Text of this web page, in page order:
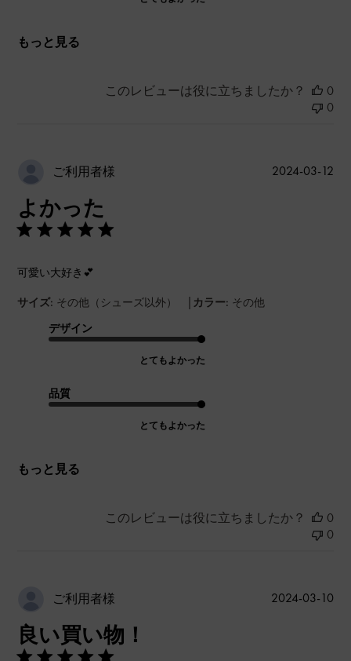
もっと見る
このレビューは役に立ちましたか？
0
0
ご利用者様
よかった
可愛い大好き💕
サイズ: その他（シューズ以外） | カラー: その他
デザイン
とてもよかった
品質
とてもよかった
もっと見る
公
2024-03-12
このレビューは役に立ちましたか？
0
0
ご利用者様
良い買い物！
公
2024-03-10